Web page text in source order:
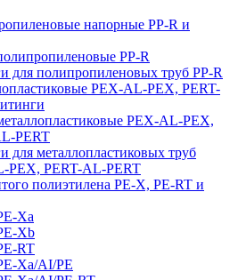
напорные PP-R и
PP-R
для полипропиленовых труб PP-R
PEX-AL-PEX, PERT-
PEX-AL-PEX,
PERT
для металлопластиковых труб
PEX, PERT-AL-PERT
полиэтилена PE-X, PE-RT и
Xa
Xb
RT
Xa/AI/PE